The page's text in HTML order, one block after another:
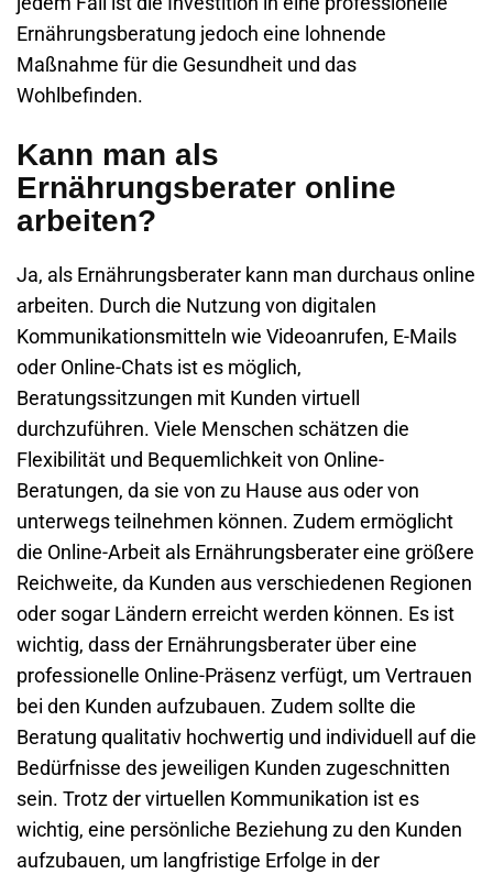
Ernährungsberatung jedoch eine lohnende
Maßnahme für die Gesundheit und das
Wohlbefinden.
Kann man als
Ernährungsberater online
arbeiten?
Ja, als Ernährungsberater kann man durchaus online
arbeiten. Durch die Nutzung von digitalen
Kommunikationsmitteln wie Videoanrufen, E-Mails
oder Online-Chats ist es möglich,
Beratungssitzungen mit Kunden virtuell
durchzuführen. Viele Menschen schätzen die
Flexibilität und Bequemlichkeit von Online-
Beratungen, da sie von zu Hause aus oder von
unterwegs teilnehmen können. Zudem ermöglicht
die Online-Arbeit als Ernährungsberater eine größere
Reichweite, da Kunden aus verschiedenen Regionen
oder sogar Ländern erreicht werden können. Es ist
wichtig, dass der Ernährungsberater über eine
professionelle Online-Präsenz verfügt, um Vertrauen
bei den Kunden aufzubauen. Zudem sollte die
Beratung qualitativ hochwertig und individuell auf die
Bedürfnisse des jeweiligen Kunden zugeschnitten
sein. Trotz der virtuellen Kommunikation ist es
wichtig, eine persönliche Beziehung zu den Kunden
aufzubauen, um langfristige Erfolge in der